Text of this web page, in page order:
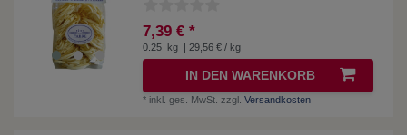
7,39 € *
0.25 kg | 29,56 € / kg
IN DEN WARENKORB
* inkl. ges. MwSt. zzgl.Versandkosten